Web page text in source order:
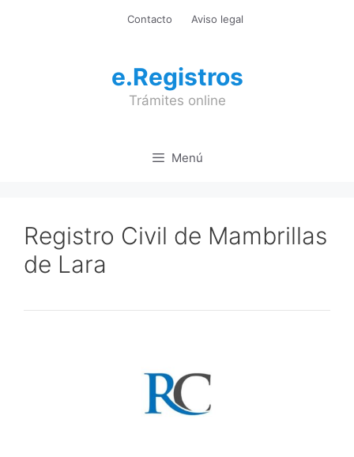
Contacto Aviso legal
e.Registros
Trámites online
Menú
Registro Civil de Mambrillas
de Lara